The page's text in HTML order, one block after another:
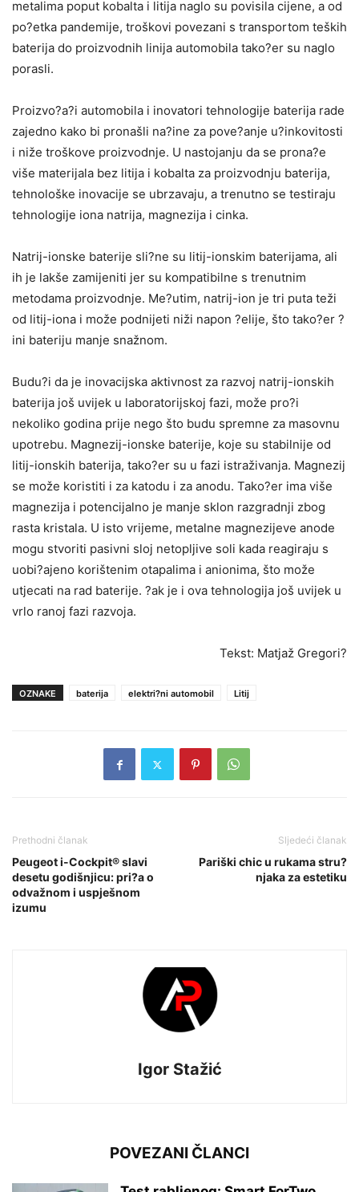
metalima poput kobalta i litija naglo su povisila cijene, a od
po?etka pandemije, troškovi povezani s transportom teških
baterija do proizvodnih linija automobila tako?er su naglo
porasli.
Proizvo?a?i automobila i inovatori tehnologije baterija rade
zajedno kako bi pronašli na?ine za pove?anje u?inkovitosti
i niže troškove proizvodnje. U nastojanju da se prona?e
više materijala bez litija i kobalta za proizvodnju baterija,
tehnološke inovacije se ubrzavaju, a trenutno se testiraju
tehnologije iona natrija, magnezija i cinka.
Natrij-ionske baterije sli?ne su litij-ionskim baterijama, ali
ih je lakše zamijeniti jer su kompatibilne s trenutnim
metodama proizvodnje. Me?utim, natrij-ion je tri puta teži
od litij-iona i može podnijeti niži napon ?elije, što tako?er ?
ini bateriju manje snažnom.
Budu?i da je inovacijska aktivnost za razvoj natrij-ionskih
baterija još uvijek u laboratorijskoj fazi, može pro?i
nekoliko godina prije nego što budu spremne za masovnu
upotrebu. Magnezij-ionske baterije, koje su stabilnije od
litij-ionskih baterija, tako?er su u fazi istraživanja. Magnezij
se može koristiti i za katodu i za anodu. Tako?er ima više
magnezija i potencijalno je manje sklon razgradnji zbog
rasta kristala. U isto vrijeme, metalne magnezijeve anode
mogu stvoriti pasivni sloj netopljive soli kada reagiraju s
uobi?ajeno korištenim otapalima i anionima, što može
utjecati na rad baterije. ?ak je i ova tehnologija još uvijek u
vrlo ranoj fazi razvoja.
Tekst: Matjaž Gregori?
OZNAKE baterija elektri?ni automobil Litij
Prethodni članak
Peugeot i-Cockpit® slavi
desetu godišnjicu: pri?a o
odvažnom i uspješnom
izumu
Sljedeći članak
Pariški chic u rukama stru?
njaka za estetiku
Igor Stažić
POVEZANI ČLANCI